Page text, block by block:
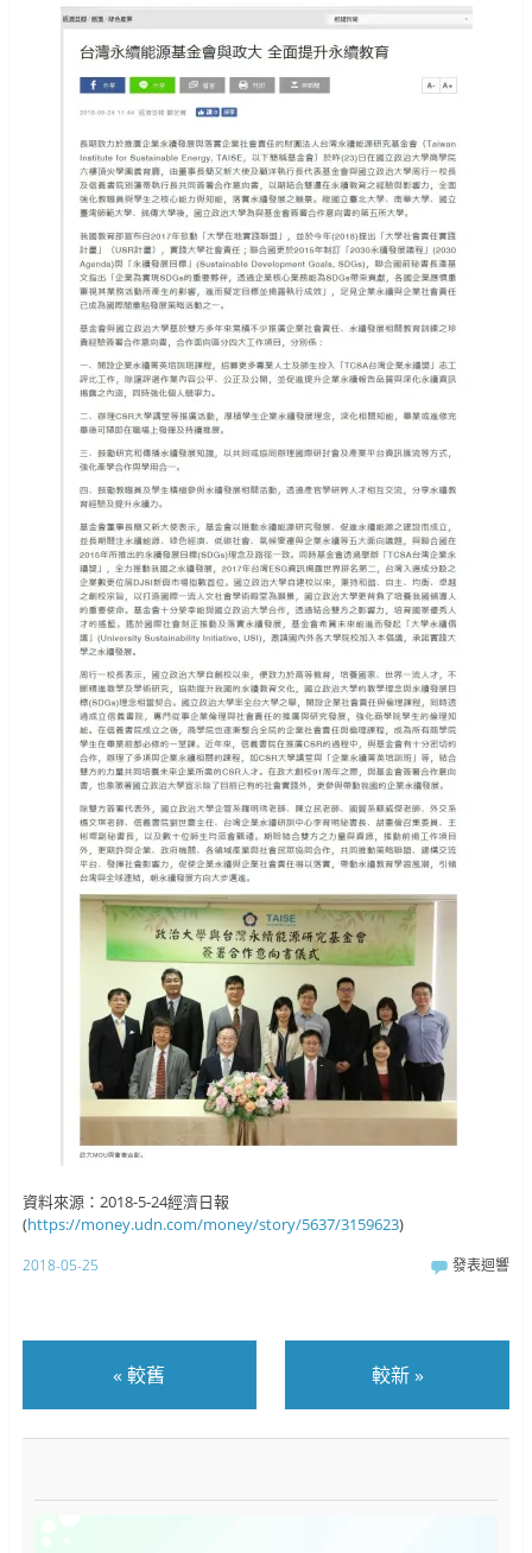
資料來源：2018-5-24經濟日報
(https://money.udn.com/money/story/5637/3159623)
2018-05-25 發表迴響
« 較舊 較新»